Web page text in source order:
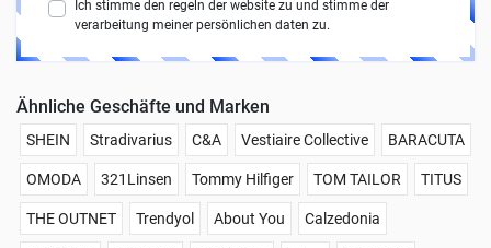
Ich stimme den regeln der website zu und stimme der
verarbeitung meiner persönlichen daten zu.
Ähnliche Geschäfte und Marken
SHEIN Stradivarius C&A Vestiaire Collective BARACUTA
OMODA 321Linsen Tommy Hilfiger TOM TAILOR TITUS
THE OUTNET Trendyol About You Calzedonia